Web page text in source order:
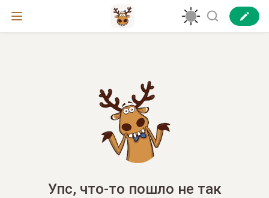
Упс, что-то пошло не так